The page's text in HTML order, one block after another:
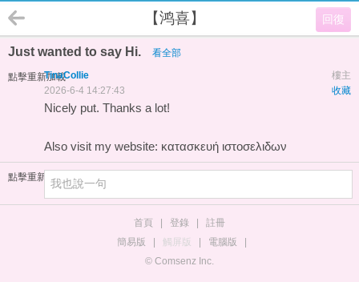
回復
【鸿喜】
Just wanted to say Hi. 看全部
點擊重新加載 樓主
TinaCollie
收藏
2026-6-4 14:27:43
Nicely put. Thanks a lot!
Also visit my website: κατασκευή ιστοσελιδων
點擊重新加載
首頁 登錄
註冊
簡易版
觸屏版 電腦版
© Comsenz Inc.